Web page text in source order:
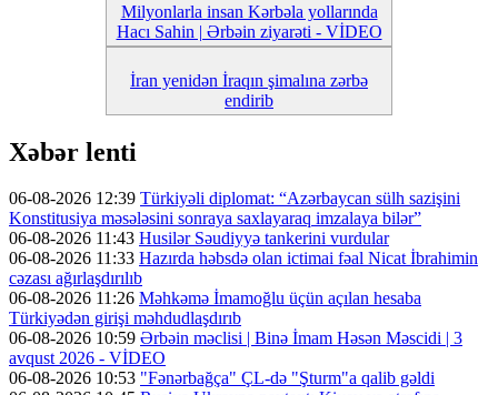
Milyonlarla insan Kərbəla yollarında
Hacı Sahin | Ərbəin ziyarəti - VİDEO
İran yenidən İraqın şimalına zərbə
endirib
Xəbər lenti
06-08-2026 12:39 Türkiyəli diplomat: “Azərbaycan sülh sazişini
Konstitusiya məsələsini sonraya saxlayaraq imzalaya bilər”
06-08-2026 11:43 Husilər Səudiyyə tankerini vurdular
06-08-2026 11:33 Hazırda həbsdə olan ictimai fəal Nicat İbrahimin
cəzası ağırlaşdırılıb
06-08-2026 11:26 Məhkəmə İmamoğlu üçün açılan hesaba
Türkiyədən girişi məhdudlaşdırıb
06-08-2026 10:59 Ərbəin məclisi | Binə İmam Həsən Məscidi | 3
avqust 2026 - VİDEO
06-08-2026 10:53 "Fənərbağça" ÇL-də "Şturm"a qalib gəldi